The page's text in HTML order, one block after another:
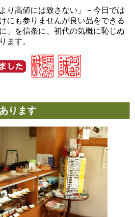
り高値には致さない」－今日では
にも参りませんが良い品をできる
」を信条に、初代の気概に恥じぬ
ます。
ります